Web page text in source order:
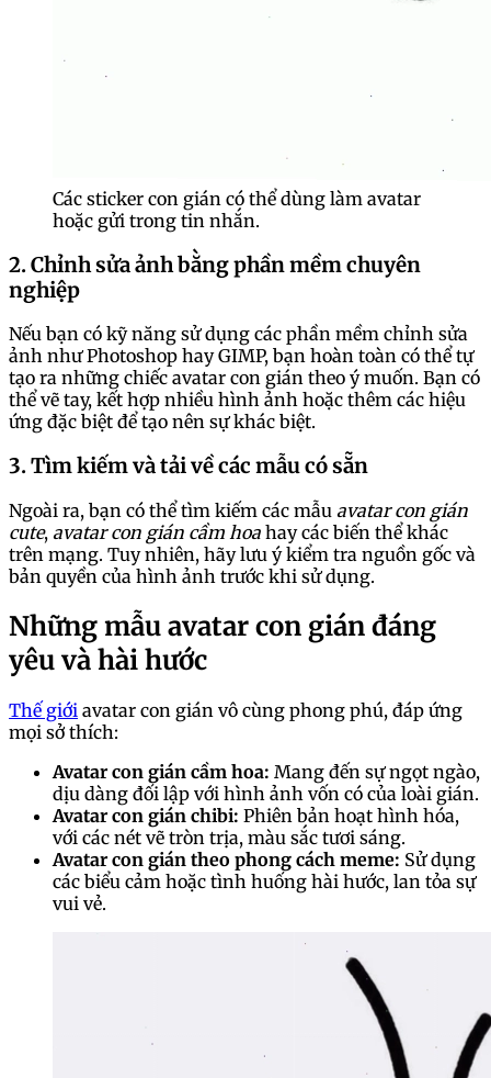
Các sticker con gián có thể dùng làm avatar
hoặc gửi trong tin nhắn.
2. Chỉnh sửa ảnh bằng phần mềm chuyên
nghiệp
Nếu bạn có kỹ năng sử dụng các phần mềm chỉnh sửa
ảnh như Photoshop hay GIMP, bạn hoàn toàn có thể tự
tạo ra những chiếc avatar con gián theo ý muốn. Bạn có
thể vẽ tay, kết hợp nhiều hình ảnh hoặc thêm các hiệu
ứng đặc biệt để tạo nên sự khác biệt.
3. Tìm kiếm và tải về các mẫu có sẵn
Ngoài ra, bạn có thể tìm kiếm các mẫu avatar con gián
cute, avatar con gián cầm hoa hay các biến thể khác
trên mạng. Tuy nhiên, hãy lưu ý kiểm tra nguồn gốc và
bản quyền của hình ảnh trước khi sử dụng.
Những mẫu avatar con gián đáng
yêu và hài hước
Thế giới avatar con gián vô cùng phong phú, đáp ứng
mọi sở thích:
Avatar con gián cầm hoa: Mang đến sự ngọt ngào,
dịu dàng đối lập với hình ảnh vốn có của loài gián.
Avatar con gián chibi: Phiên bản hoạt hình hóa,
với các nét vẽ tròn trịa, màu sắc tươi sáng.
Avatar con gián theo phong cách meme: Sử dụng
các biểu cảm hoặc tình huống hài hước, lan tỏa sự
vui vẻ.